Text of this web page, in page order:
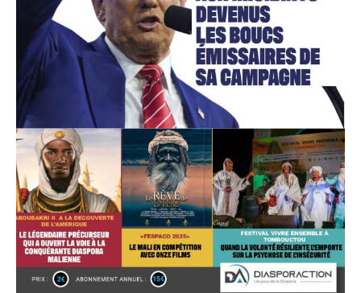
Accès gratuit
Gratuit /accès limité
Quelques articles
Annonces
Tous les articles
Le magazine
CHOISIR LE FORFAIT